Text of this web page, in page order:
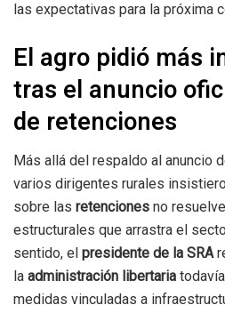
las expectativas para la próxima
El agro pidió más
tras el anuncio
de retenciones
Más allá del respaldo al anuncio
varios dirigentes rurales
sobre las retenciones no
estructurales que arrastra el
sentido, el presidente de la SRA
la administración libertaria
medidas vinculadas a